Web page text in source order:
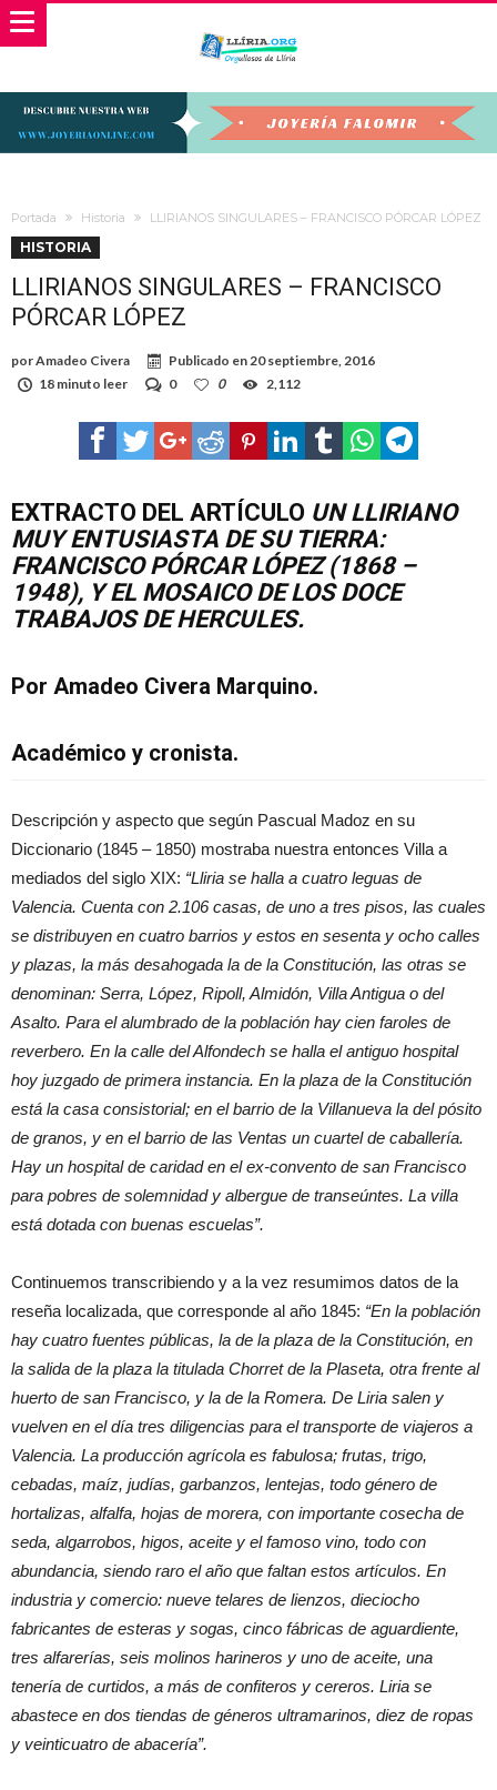
Portada Historia LLIRIANOS SINGULARES – FRANCISCO PÓRCAR LÓPEZ
HISTORIA
LLIRIANOS SINGULARES – FRANCISCO
PÓRCAR LÓPEZ
porAmadeo Civera Publicado en20 septiembre, 2016
18 minuto leer
0 0 2,112
EXTRACTO DEL ARTÍCULO UN LLIRIANO
MUY ENTUSIASTA DE SU TIERRA:
FRANCISCO PÓRCAR LÓPEZ (1868 –
1948), Y EL MOSAICO DE LOS DOCE
TRABAJOS DE HERCULES.
Por Amadeo Civera Marquino.
Académico y cronista.
Descripción y aspecto que según Pascual Madoz en su
Diccionario (1845 – 1850) mostraba nuestra entonces Villa a
mediados del siglo XIX: “Lliria se halla a cuatro leguas de
Valencia. Cuenta con 2.106 casas, de uno a tres pisos, las cuales
se distribuyen en cuatro barrios y estos en sesenta y ocho calles
y plazas, la más desahogada la de la Constitución, las otras se
denominan: Serra, López, Ripoll, Almidón, Villa Antigua o del
Asalto. Para el alumbrado de la población hay cien faroles de
reverbero. En la calle del Alfondech se halla el antiguo hospital
hoy juzgado de primera instancia. En la plaza de la Constitución
está la casa consistorial; en el barrio de la Villanueva la del pósito
de granos, y en el barrio de las Ventas un cuartel de caballería.
Hay un hospital de caridad en el ex-convento de san Francisco
para pobres de solemnidad y albergue de transeúntes. La villa
está dotada con buenas escuelas”.
Continuemos transcribiendo y a la vez resumimos datos de la
reseña localizada, que corresponde al año 1845: “En la población
hay cuatro fuentes públicas, la de la plaza de la Constitución, en
la salida de la plaza la titulada Chorret de la Plaseta, otra frente al
huerto de san Francisco, y la de la Romera. De Liria salen y
vuelven en el día tres diligencias para el transporte de viajeros a
Valencia. La producción agrícola es fabulosa; frutas, trigo,
cebadas, maíz, judías, garbanzos, lentejas, todo género de
hortalizas, alfalfa, hojas de morera, con importante cosecha de
seda, algarrobos, higos, aceite y el famoso vino, todo con
abundancia, siendo raro el año que faltan estos artículos. En
industria y comercio: nueve telares de lienzos, dieciocho
fabricantes de esteras y sogas, cinco fábricas de aguardiente,
tres alfarerías, seis molinos harineros y uno de aceite, una
tenería de curtidos, a más de confiteros y cereros. Liria se
abastece en dos tiendas de géneros ultramarinos, diez de ropas
y veinticuatro de abacería”.